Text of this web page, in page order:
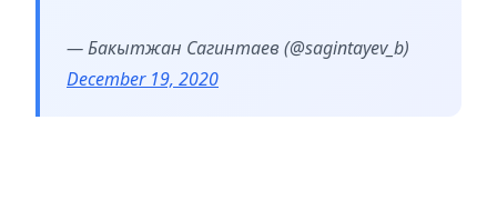
— Бакытжан Сагинтаев (@sagintayev_b)
December 19, 2020